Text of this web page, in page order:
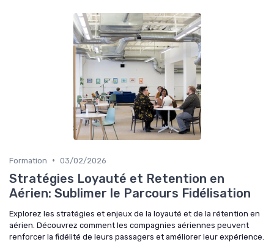
Formation • 03/02/2026
Stratégies Loyauté et Retention en
Aérien: Sublimer le Parcours Fidélisation
Explorez les stratégies et enjeux de la loyauté et de la rétention en
aérien. Découvrez comment les compagnies aériennes peuvent
renforcer la fidélité de leurs passagers et améliorer leur expérience.